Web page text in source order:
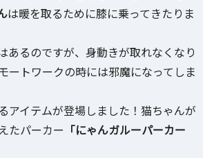
は暖を取るために膝に乗ってきたりま
あるのですが、身動きが取れなくなり
ートワークの時には邪魔になってしま
アイテムが登場しました！猫ちゃんが
たパーカー 「にゃんガルーパーカー